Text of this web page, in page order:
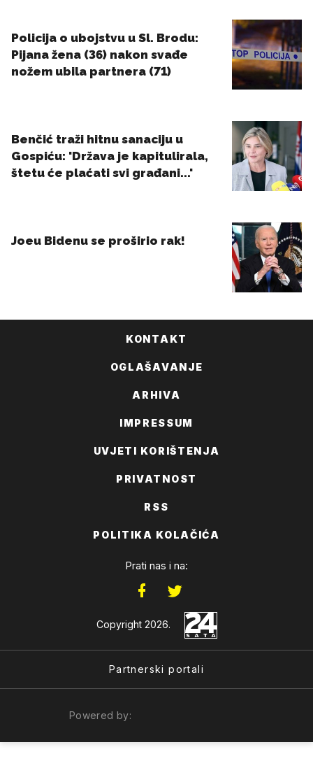
KONTAKT
OGLAŠAVANJE
ARHIVA
IMPRESSUM
UVJETI KORIŠTENJA
PRIVATNOST
RSS
POLITIKA KOLAČIĆA
Prati nas i na:
Copyright 2026.
Partnerski portali
Powered by: